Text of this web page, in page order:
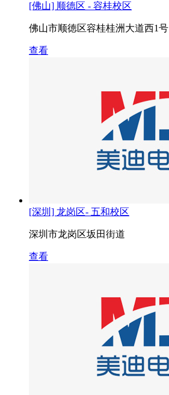
[佛山] 顺德区 - 容桂校区
佛山市顺徳区容桂桂洲大道西1号
查看
[深圳] 龙岗区- 五和校区
深圳市龙岗区坂田街道
查看